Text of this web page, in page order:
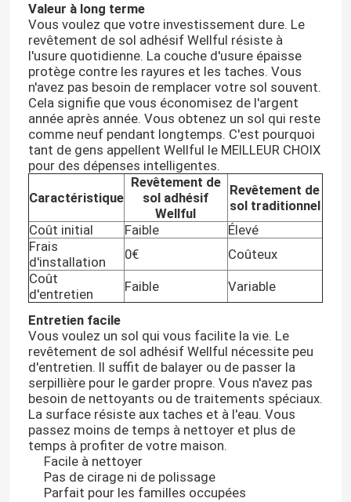
Nous vous rappellerons bientôt!
SOUMETTRE
Valeur à long terme
Vous voulez que votre investissement dure. Le
revêtement de sol adhésif Wellful résiste à
l'usure quotidienne. La couche d'usure épaisse
protège contre les rayures et les taches. Vous
n'avez pas besoin de remplacer votre sol souvent.
Cela signifie que vous économisez de l'argent
année après année. Vous obtenez un sol qui reste
comme neuf pendant longtemps. C'est pourquoi
tant de gens appellent Wellful le MEILLEUR CHOIX
pour des dépenses intelligentes.
Caractéristique
Revêtement de
sol adhésif
Wellful
Revêtement de
sol traditionnel
Coût initial
Faible
Élevé
Frais
d'installation
0€
Coûteux
Coût
d'entretien
Faible Variable
Entretien facile
Vous voulez un sol qui vous facilite la vie. Le
revêtement de sol adhésif Wellful nécessite peu
d'entretien. Il suffit de balayer ou de passer la
serpillière pour le garder propre. Vous n'avez pas
besoin de nettoyants ou de traitements spéciaux.
La surface résiste aux taches et à l'eau. Vous
passez moins de temps à nettoyer et plus de
temps à profiter de votre maison.
Facile à nettoyer
Pas de cirage ni de polissage
Parfait pour les familles occupées